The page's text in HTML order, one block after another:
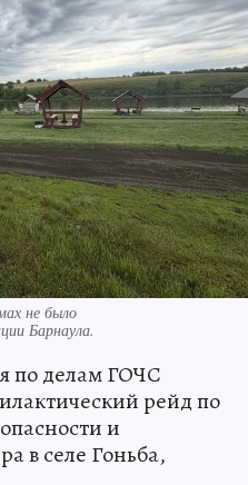
не было
Барнаула.
по делам ГОЧС
рейд по
и
в селе Гоньба,